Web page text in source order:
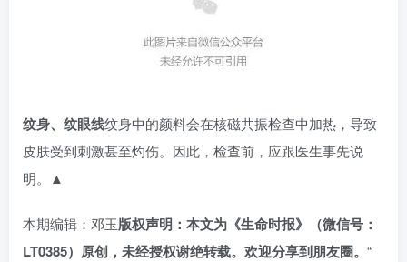
纹身、纹眼线纹身中的颜料会在核磁共振检查中加热，导致
皮肤受到刺激甚至灼伤。因此，检查前，应跟医生事先说
明。▲
本期编辑：邓玉版权声明：本文为《生命时报》（微信号：
LT0385）原创，未经授权谢绝转载。欢迎分享到朋友圈。 “